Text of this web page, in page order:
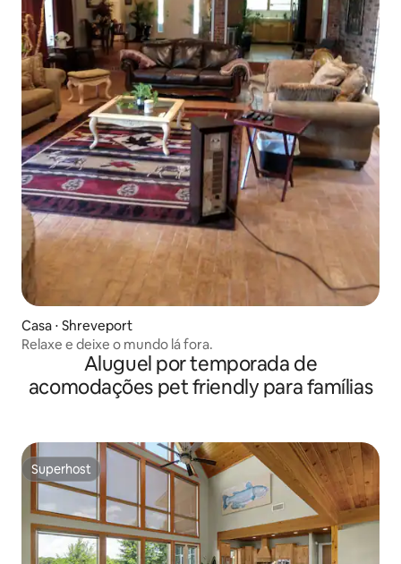
Casa ⋅ Shreveport
Relaxe e deixe o mundo lá fora.
Aluguel por temporada de
acomodações pet friendly para famílias
Superhost
Superhost